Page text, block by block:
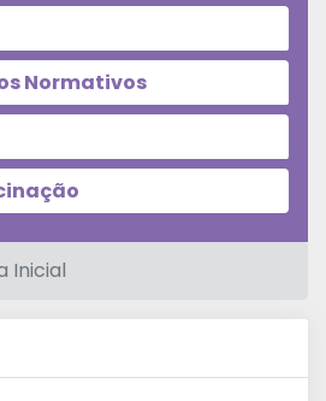
Normativos
Inicial